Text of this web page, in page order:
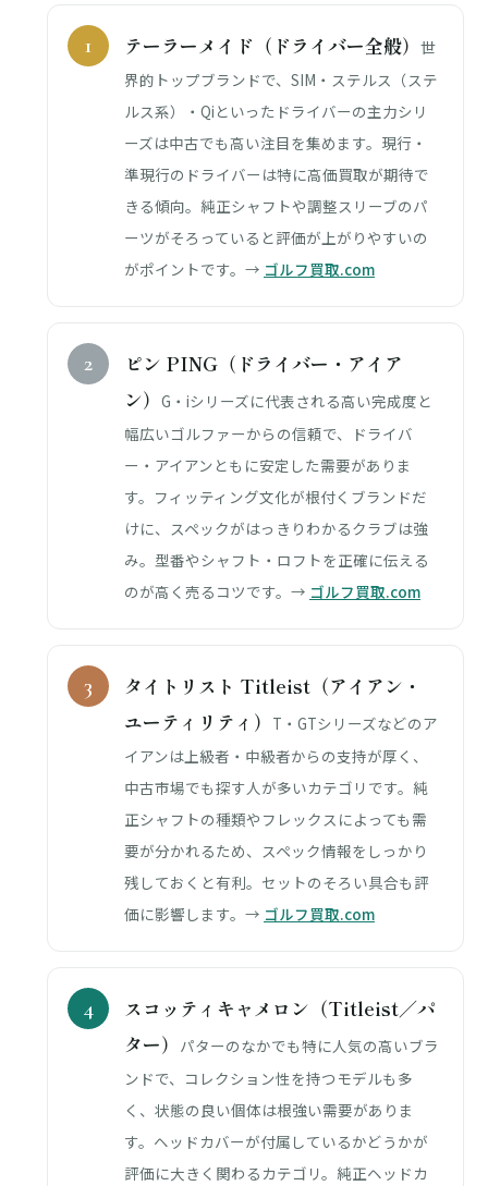
テーラーメイド（ドライバー全般） 世
界的トップブランドで、SIM・ステルス（ステ
ルス系）・Qiといったドライバーの主力シリ
ーズは中古でも高い注目を集めます。現行・
準現行のドライバーは特に高価買取が期待で
きる傾向。純正シャフトや調整スリーブのパ
ーツがそろっていると評価が上がりやすいの
がポイントです。→ ゴルフ買取.com
ピン PING（ドライバー・アイア
ン） G・iシリーズに代表される高い完成度と
幅広いゴルファーからの信頼で、ドライバ
ー・アイアンともに安定した需要がありま
す。フィッティング文化が根付くブランドだ
けに、スペックがはっきりわかるクラブは強
み。型番やシャフト・ロフトを正確に伝える
のが高く売るコツです。→ ゴルフ買取.com
タイトリスト Titleist（アイアン・
ユーティリティ） T・GTシリーズなどのア
イアンは上級者・中級者からの支持が厚く、
中古市場でも探す人が多いカテゴリです。純
正シャフトの種類やフレックスによっても需
要が分かれるため、スペック情報をしっかり
残しておくと有利。セットのそろい具合も評
価に影響します。→ ゴルフ買取.com
スコッティキャメロン（Titleist／パ
ター） パターのなかでも特に人気の高いブラ
ンドで、コレクション性を持つモデルも多
く、状態の良い個体は根強い需要がありま
す。ヘッドカバーが付属しているかどうかが
評価に大きく関わるカテゴリ。純正ヘッドカ